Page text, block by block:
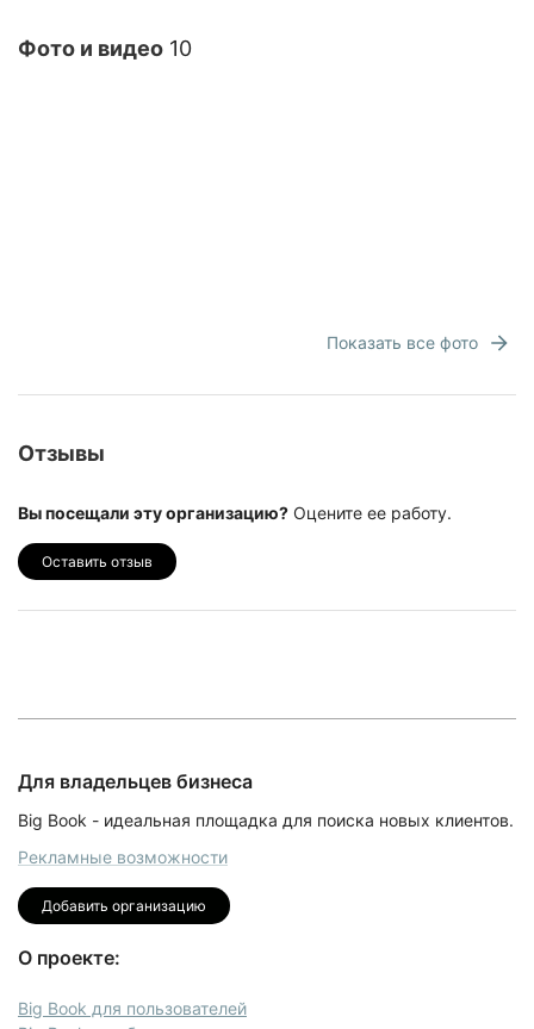
Фото и видео 10
Показать все фото
Отзывы
Вы посещали эту организацию? Оцените ее работу.
Оставить отзыв
Для владельцев бизнеса
Big Book - идеальная площадка для поиска новых клиентов.
Рекламные возможности
Добавить организацию
О проекте:
Big Book для пользователей